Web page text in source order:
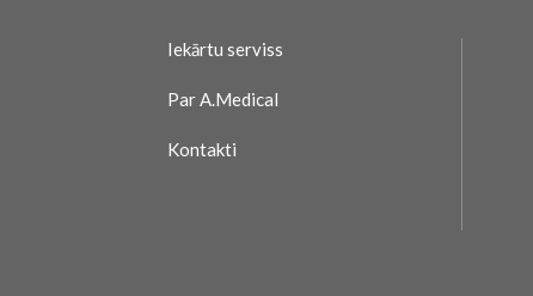
Iekārtu serviss
Par A.Medical
Kontakti